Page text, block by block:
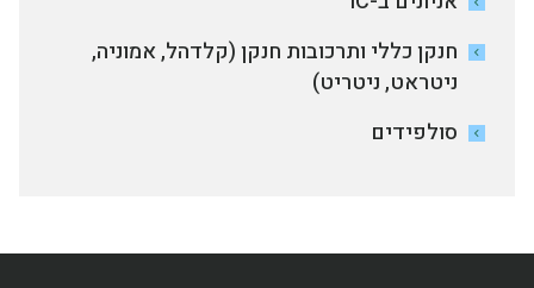
חנקן כללי ותרכובות חנקן (קלדהל, אמוניה,
ניטראט, ניטריט)
סולפידים